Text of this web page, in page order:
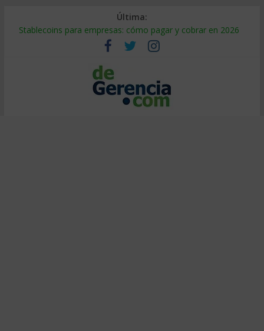
Última:
Stablecoins para empresas: cómo pagar y cobrar en 2026
Despido silencioso: qué es y por qué sale tan caro
IA en selección de personal: cómo auditarla a tiempo
Trabajo forzoso en la cadena de suministro: qué hacer
Mercado hispano de EE. UU.: cómo segmentarlo y venderle